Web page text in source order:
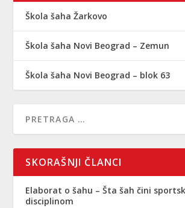
Škola šaha Žarkovo
Škola šaha Novi Beograd – Zemun
Škola šaha Novi Beograd – blok 63
SKORAŠNJI ČLANCI
Elaborat o šahu – Šta šah čini
disciplinom